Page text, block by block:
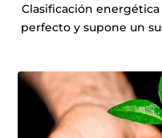
Clasificación
perfecto y supone un